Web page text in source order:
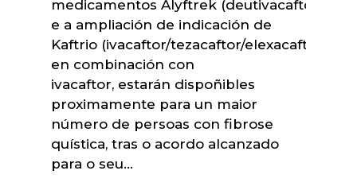
medicamentos Alyftrek (deutivacaftor/
e a ampliación de indicación de
Kaftrio (ivacaftor/tezacaftor/elexacaftor),
en combinación con
ivacaftor, estarán dispoñibles
proximamente para un maior
número de persoas con fibrose
quística, tras o acordo alcanzado
para o seu…